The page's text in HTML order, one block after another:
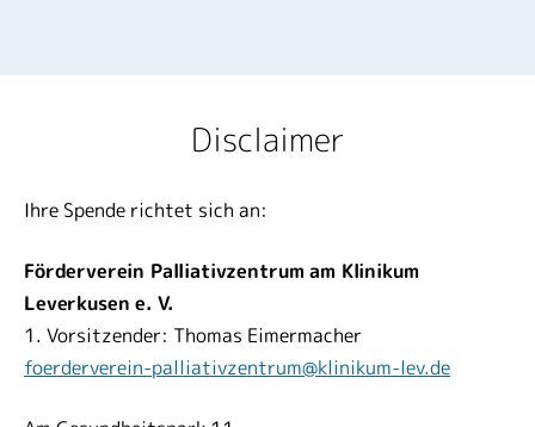
Disclaimer
Ihre Spende richtet sich an:
Förderverein Palliativzentrum am Klinikum
Leverkusen e. V.
1. Vorsitzender: Thomas Eimermacher
foerderverein-palliativzentrum@klinikum-lev.de